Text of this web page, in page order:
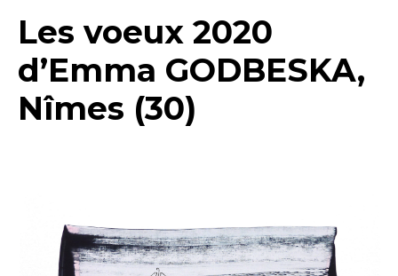
Les voeux 2020
d’Emma GODBESKA,
Nîmes (30)